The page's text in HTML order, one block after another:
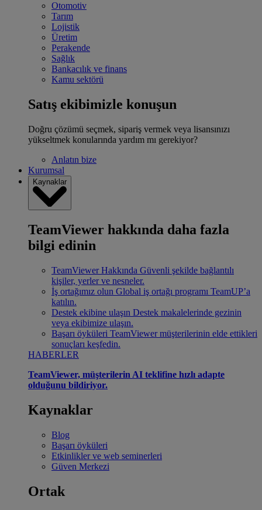
Otomotiv
Tarım
Lojistik
Üretim
Perakende
Sağlık
Bankacılık ve finans
Kamu sektörü
Satış ekibimizle konuşun
Doğru çözümü seçmek, sipariş vermek veya lisansınızı
yükseltmek konularında yardım mı gerekiyor?
Anlatın bize
Kurumsal
Kaynaklar
TeamViewer hakkında daha fazla
bilgi edinin
TeamViewer Hakkında Güvenli şekilde bağlantılı
kişiler, yerler ve nesneler.
İş ortağımız olun Global iş ortağı programı TeamUP’a
katılın.
Destek ekibine ulaşın Destek makalelerinde gezinin
veya ekibimize ulaşın.
Başarı öyküleri TeamViewer müşterilerinin elde ettikleri
sonuçları keşfedin.
HABERLER
TeamViewer, müşterilerin AI teklifine hızlı adapte
olduğunu bildiriyor.
Kaynaklar
Blog
Başarı öyküleri
Etkinlikler ve web seminerleri
Güven Merkezi
Ortak